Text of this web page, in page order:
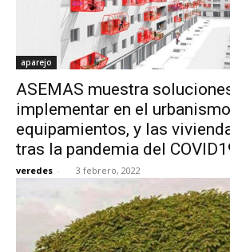
aparejo
ASEMAS muestra
implementar en el
equipamientos, y las
tras la pandemia del
veredes - 3 febrero, 2022